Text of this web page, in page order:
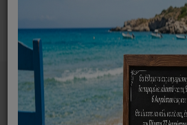
Ανταλλακτικά ηλεκτρικών συσκευών
Home Καθαριστικό Για